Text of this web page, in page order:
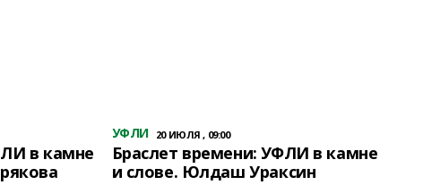
в камне
УФЛИ 20 ИЮЛЯ , 09:00
Браслет времени: УФЛИ в камне
и слове. Юлдаш Ураксин